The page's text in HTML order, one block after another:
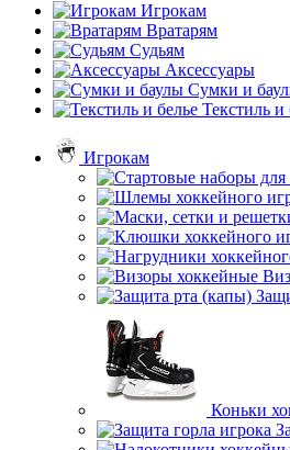
Игрокам
Вратарям
Судьям
Аксессуары
Сумки и
Текстиль и
Игрокам
Коньки